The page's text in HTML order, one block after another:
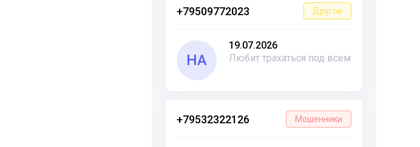
+79509772023 Другое
НА
19.07.2026
Любит трахаться под всем
+79532322126 Мошенники